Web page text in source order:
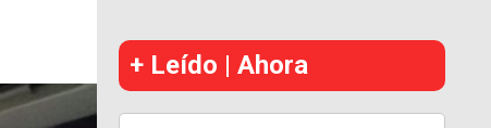
+ Leído | Ahora